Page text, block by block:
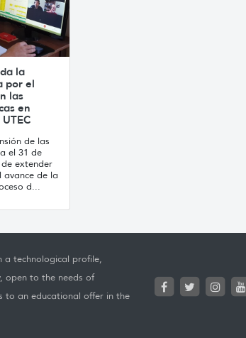
la
por el
las
en
de las
el 31 de
extender
de la
d...
a technological profile,
open to the needs of
to an educational offer in the